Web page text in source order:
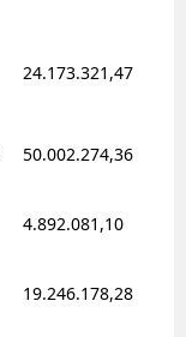
Elazığ
Eskişehir
24.173.321,47
50.002.274,36
4.892.081,10
19.246.178,28